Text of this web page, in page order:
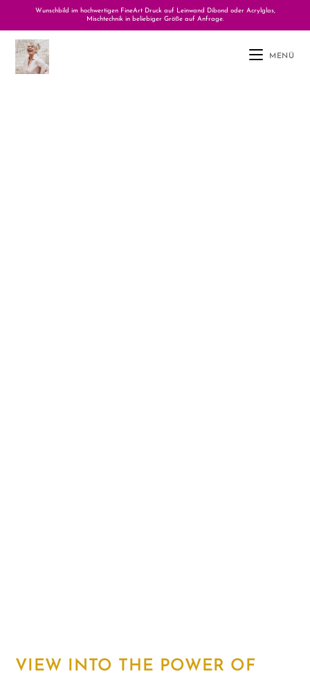
Wunschbild im hochwertigen FineArt Druck auf Leinwand Dibond oder Acrylglas,
Mischtechnik in beliebiger Größe auf Anfrage.
MENÜ
VIEW INTO THE POWER OF